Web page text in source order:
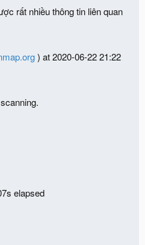
rất nhiều thông tin liên quan
) at 2020-06-22 21:22
elapsed